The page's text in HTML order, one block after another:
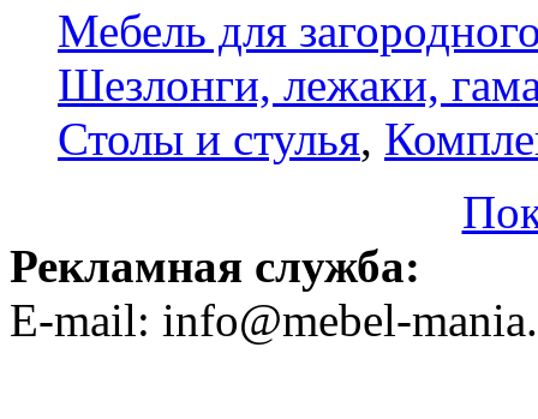
Мебель для
Шезлонги, лежаки,
Столы и стулья,
Рекламная служба:
E-mail: info@mebel-